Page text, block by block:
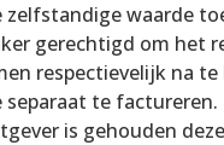
zelfstandige waarde
gerechtigd om het
respectievelijk na te
separaat te factureren.
is gehouden deze